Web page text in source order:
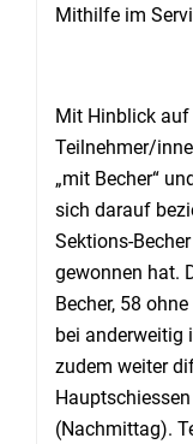
Mithilfe im
Mit Hinblick auf
Teilnehmer/
„mit Becher“
sich darauf
Sektions-
gewonnen hat.
Becher, 58
bei anderweitig
zudem weiter
(Nachmittag).